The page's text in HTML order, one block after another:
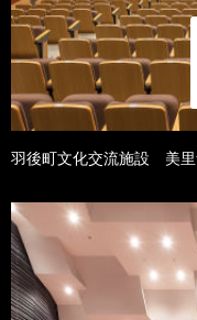
羽後町文化交流施設 美